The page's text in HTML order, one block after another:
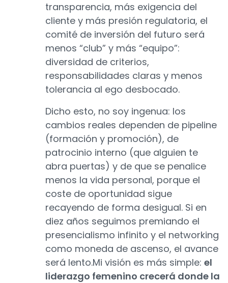
transparencia, más exigencia del
cliente y más presión regulatoria, el
comité de inversión del futuro será
menos “club” y más “equipo”:
diversidad de criterios,
responsabilidades claras y menos
tolerancia al ego desbocado.
Dicho esto, no soy ingenua: los
cambios reales dependen de pipeline
(formación y promoción), de
patrocinio interno (que alguien te
abra puertas) y de que se penalice
menos la vida personal, porque el
coste de oportunidad sigue
recayendo de forma desigual. Si en
diez años seguimos premiando el
presencialismo infinito y el networking
como moneda de ascenso, el avance
será lento.Mi visión es más simple: el
liderazgo femenino crecerá donde la